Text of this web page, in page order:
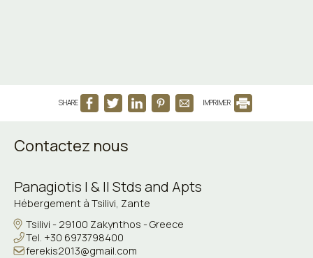
SHARE IMPRIMER
Contactez nous
Panagiotis I & II Stds and Apts
Hébergement à Tsilivi, Zante
Tsilivi - 29100 Zakynthos - Greece
Tel. +30 6973798400
ferekis2013@gmail.com